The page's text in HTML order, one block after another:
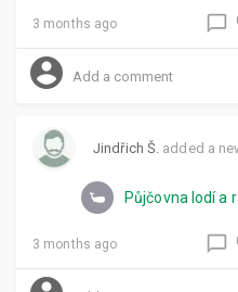
3 months ago chat_bubble_outline
account_circle
Jindřich Š. added a
Půjčovna lodí a
3 months ago chat_bubble_outline